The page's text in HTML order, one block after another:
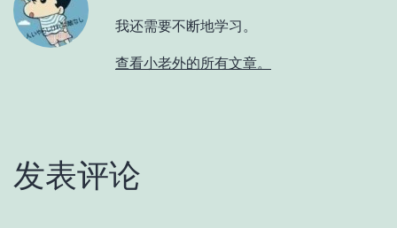
我还需要不断地学习。
查看小老外的所有文章。
发表评论